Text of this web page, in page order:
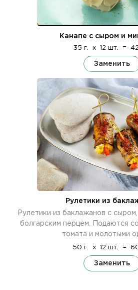
Канапе с сыром и
35 г. x 12 шт. =
Заменить
Рулетики из
Рулетики из баклажанов с
болгарским перцем. Подаются
томата и молотыми
50 г. x 12 шт. =
Заменить